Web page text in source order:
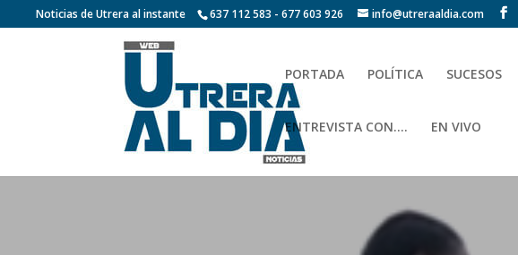
Noticias de Utrera al instante 637 112 583 - 677 603 926 info@utreraaldia.com
PORTADA POLÍTICA SUCESOS
ENTREVISTA CON…. EN VIVO